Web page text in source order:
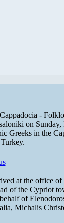
-
on
Greeks in the
at the office
of the Cypriot
of
Michalis